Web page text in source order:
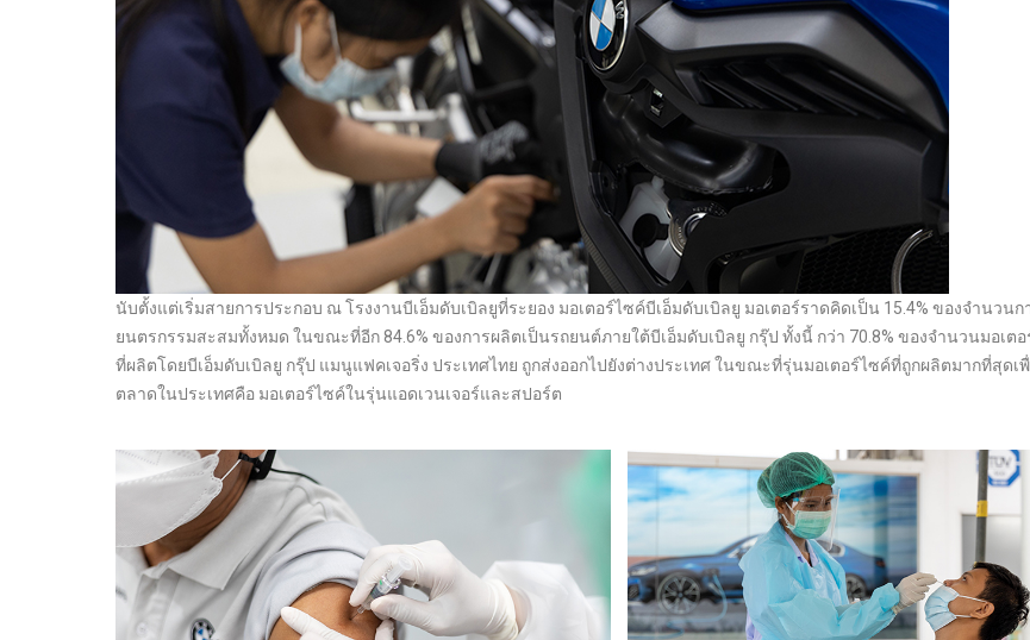
นับตั้งแต่เริ่มสายการประกอบ ณ โรงงานบีเอ็มดับเบิลยูที่ระยอง มอเตอร์ไซค์บีเอ็มดับเบิลยู มอเตอร์ราดคิดเป็น 15.4% ของจำนวนก
ยนตรกรรมสะสมทั้งหมด ในขณะที่อีก 84.6% ของการผลิตเป็นรถยนต์ภายใต้บีเอ็มดับเบิลยู กรุ๊ป ทั้งนี้ กว่า 70.8% ของจำนวนมอเต
ที่ผลิตโดยบีเอ็มดับเบิลยู กรุ๊ป แมนูแฟคเจอริ่ง ประเทศไทย ถูกส่งออกไปยังต่างประเทศ ในขณะที่รุ่นมอเตอร์ไซค์ที่ถูกผลิตมากที่สุดเ
ตลาดในประเทศคือ มอเตอร์ไซค์ในรุ่นแอดเวนเจอร์และสปอร์ต